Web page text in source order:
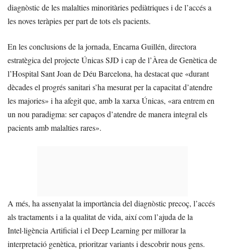
diagnòstic de les malalties minoritàries pediàtriques i de l’accés a
les noves teràpies per part de tots els pacients.
En les conclusions de la jornada, Encarna Guillén, directora
estratègica del projecte Únicas SJD i cap de l’Àrea de Genètica de
l’Hospital Sant Joan de Déu Barcelona, ha destacat que «durant
dècades el progrés sanitari s’ha mesurat per la capacitat d’atendre
les majories» i ha afegit que, amb la xarxa Únicas, «ara entrem en
un nou paradigma: ser capaços d’atendre de manera integral els
pacients amb malalties rares».
A més, ha assenyalat la importància del diagnòstic precoç, l’accés
als tractaments i a la qualitat de vida, així com l’ajuda de la
Intel·ligència Artificial i el Deep Learning per millorar la
interpretació genètica, prioritzar variants i descobrir nous gens.